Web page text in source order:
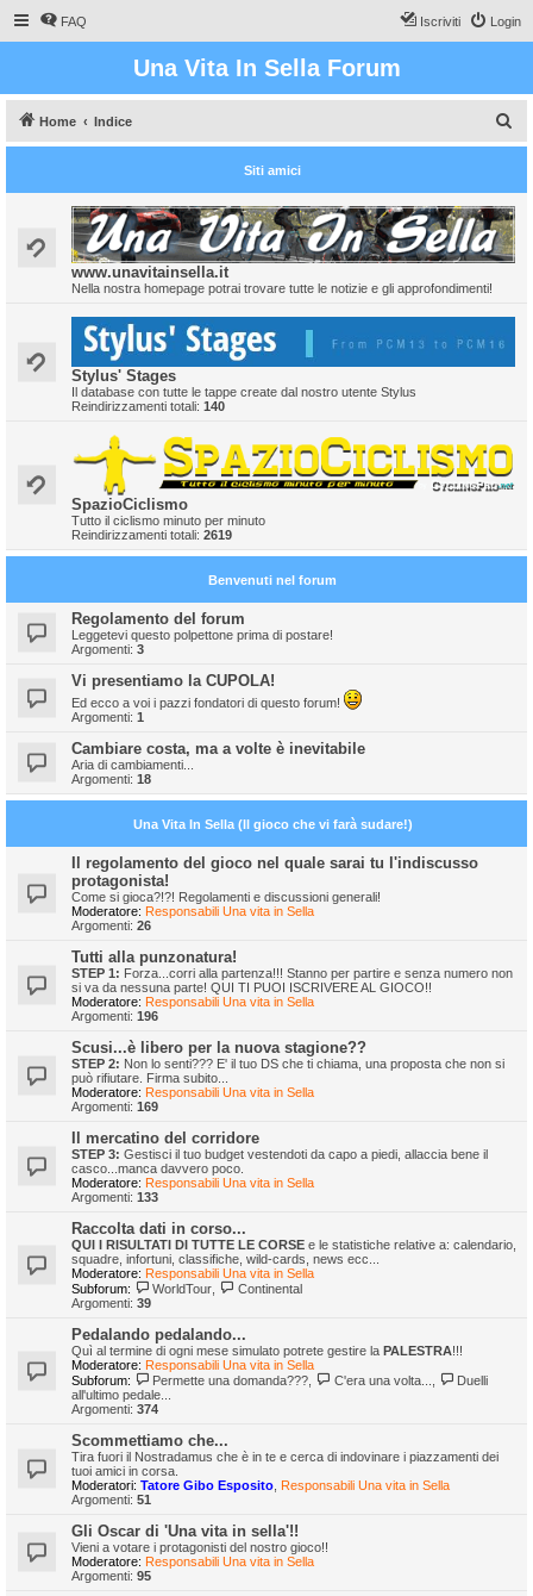
FAQ Login
Iscriviti
Una Vita In Sella Forum
Home Indice
e
c
a
Siti amici
www.unavitainsella.it
Nella nostra homepage potrai trovare tutte le notizie e gli approfondimenti!
Stylus' Stages
Il database con tutte le tappe create dal nostro utente Stylus
Reindirizzamenti totali: 140
SpazioCiclismo
Tutto il ciclismo minuto per minuto
Reindirizzamenti totali: 2619
Benvenuti nel forum
Regolamento del forum
Leggetevi questo polpettone prima di postare!
Argomenti: 3
Vi presentiamo la CUPOLA!
Ed ecco a voi i pazzi fondatori di questo forum!
Argomenti: 1
Cambiare costa, ma a volte è inevitabile
Aria di cambiamenti...
Argomenti: 18
Una Vita In Sella (Il gioco che vi farà sudare!)
Il regolamento del gioco nel quale sarai tu l'indiscusso
protagonista!
Come si gioca?!?! Regolamenti e discussioni generali!
Moderatore: Responsabili Una vita in Sella
Argomenti: 26
Tutti alla punzonatura!
STEP 1: Forza...corri alla partenza!!! Stanno per partire e senza numero non
si va da nessuna parte! QUI TI PUOI ISCRIVERE AL GIOCO!!
Moderatore: Responsabili Una vita in Sella
Argomenti: 196
Scusi...è libero per la nuova stagione??
STEP 2: Non lo senti??? E' il tuo DS che ti chiama, una proposta che non si
può rifiutare. Firma subito...
Moderatore: Responsabili Una vita in Sella
Argomenti: 169
Il mercatino del corridore
STEP 3: Gestisci il tuo budget vestendoti da capo a piedi, allaccia bene il
casco...manca davvero poco.
Moderatore: Responsabili Una vita in Sella
Argomenti: 133
Raccolta dati in corso...
QUI I RISULTATI DI TUTTE LE CORSE e le statistiche relative a: calendario,
squadre, infortuni, classifiche, wild-cards, news ecc...
Moderatore: Responsabili Una vita in Sella
Subforum:
WorldTour
Continental
Argomenti: 39
Pedalando pedalando...
Quì al termine di ogni mese simulato potrete gestire la PALESTRA!!!
Moderatore: Responsabili Una vita in Sella
Subforum:
Permette una domanda??? C'era una volta...
Duelli
all'ultimo pedale...
Argomenti: 374
Scommettiamo che...
Tira fuori il Nostradamus che è in te e cerca di indovinare i piazzamenti dei
tuoi amici in corsa.
Moderatori: Tatore Gibo Esposito Responsabili Una vita in Sella
Argomenti: 51
Gli Oscar di 'Una vita in sella'!!
Vieni a votare i protagonisti del nostro gioco!!
Moderatore: Responsabili Una vita in Sella
Argomenti: 95